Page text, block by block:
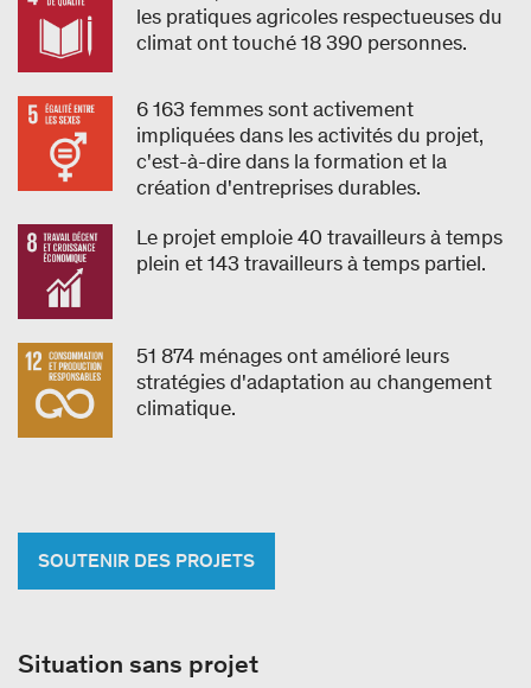
les pratiques agricoles respectueuses du
climat ont touché 18 390 personnes.
6 163 femmes sont activement
impliquées dans les activités du projet,
c'est-à-dire dans la formation et la
création d'entreprises durables.
Le projet emploie 40 travailleurs à temps
plein et 143 travailleurs à temps partiel.
51 874 ménages ont amélioré leurs
stratégies d'adaptation au changement
climatique.
SOUTENIR DES PROJETS
Situation sans projet